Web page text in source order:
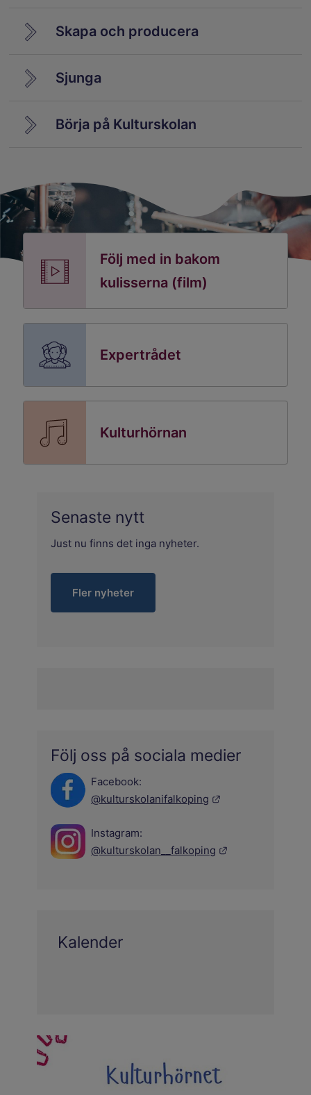
Skapa och producera
Sjunga
Börja på Kulturskolan
Följ med in bakom
kulisserna (film)
Expertrådet
Kulturhörnan
Senaste nytt
Just nu finns det inga nyheter.
Fler nyheter
Följ oss på sociala medier
Facebook:
@kulturskolanifalkoping
Länk till annan
Instagram:
@kulturskolan__falkoping
Länk till annan
Kalender